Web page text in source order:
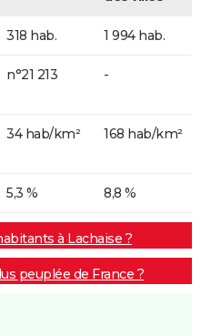
318 hab. 1 994 hab.
n°21 213 -
34 hab/km² 168 hab/km²
5,3 % 8,8 %
à Lachaise ?
peuplée de France ?